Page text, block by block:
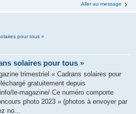
Aller au message
pour tous »
solaires pour tous »
trimestriel « Cadrans solaires pour
gratuitement depuis
le-magazine/ Ce numéro comporte
photo 2023 » (photos à envoyer par
no...